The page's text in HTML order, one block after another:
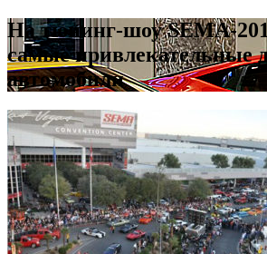
На тюнинг-шоу SEMA-
самые привлекательные
автомобили